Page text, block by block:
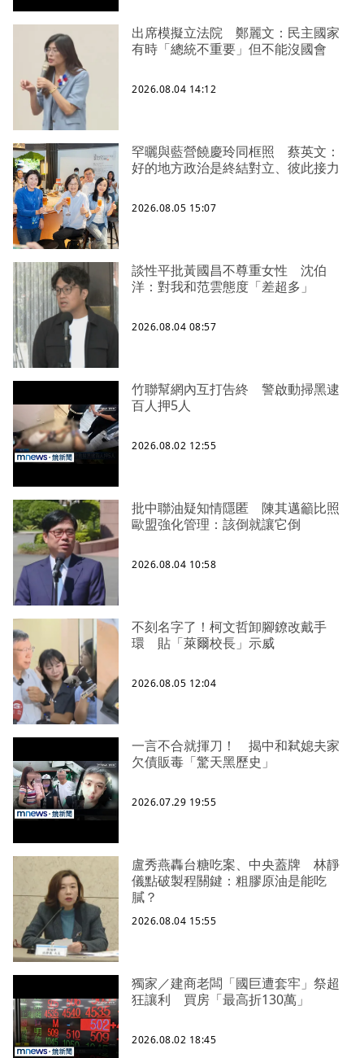
出席模擬立法院 鄭麗文：民主國家
有時「總統不重要」但不能沒國會
2026.08.04 14:12
罕曬與藍營饒慶玲同框照 蔡英文：
好的地方政治是終結對立、彼此接力
2026.08.05 15:07
談性平批黃國昌不尊重女性 沈伯
洋：對我和范雲態度「差超多」
2026.08.04 08:57
竹聯幫網內互打告終 警啟動掃黑逮
百人押5人
2026.08.02 12:55
批中聯油疑知情隱匿 陳其邁籲比照
歐盟強化管理：該倒就讓它倒
2026.08.04 10:58
不刻名字了！柯文哲卸腳鐐改戴手
環 貼「萊爾校長」示威
2026.08.05 12:04
一言不合就揮刀！ 揭中和弒媳夫家
欠債販毒「驚天黑歷史」
2026.07.29 19:55
盧秀燕轟台糖吃案、中央蓋牌 林靜
儀點破製程關鍵：粗膠原油是能吃
膩？
2026.08.04 15:55
獨家／建商老闆「國巨遭套牢」祭超
狂讓利 買房「最高折130萬」
2026.08.02 18:45